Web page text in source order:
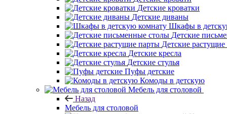
Детские кроватки
Детские диваны
Шкафы в
Детские
Детские
Детские кресла
Детские стулья
Пуфы детские
Комоды в детскую
Мебель для столовой
Назад
Мебель для столовой